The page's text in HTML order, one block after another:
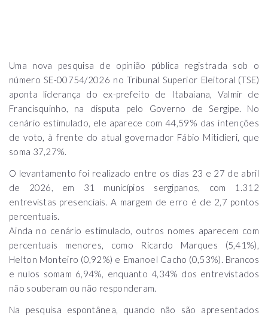
Uma nova pesquisa de opinião pública registrada sob o
número SE-00754/2026 no Tribunal Superior Eleitoral (TSE)
aponta liderança do ex-prefeito de Itabaiana, Valmir de
Francisquinho, na disputa pelo Governo de Sergipe. No
cenário estimulado, ele aparece com 44,59% das intenções
de voto, à frente do atual governador Fábio Mitidieri, que
soma 37,27%.
O levantamento foi realizado entre os dias 23 e 27 de abril
de 2026, em 31 municípios sergipanos, com 1.312
entrevistas presenciais. A margem de erro é de 2,7 pontos
percentuais.
Ainda no cenário estimulado, outros nomes aparecem com
percentuais menores, como Ricardo Marques (5,41%),
Helton Monteiro (0,92%) e Emanoel Cacho (0,53%). Brancos
e nulos somam 6,94%, enquanto 4,34% dos entrevistados
não souberam ou não responderam.
Na pesquisa espontânea, quando não são apresentados